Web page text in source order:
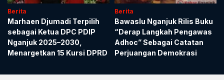
Berita
Marhaen Djumadi Terpilih
sebagai Ketua DPC PDIP
Nganjuk 2025–2030,
Menargetkan 15 Kursi DPRD
Berita
Bawaslu Nganjuk Rilis Buku
“Derap Langkah Pengawas
Adhoc” Sebagai Catatan
Perjuangan Demokrasi